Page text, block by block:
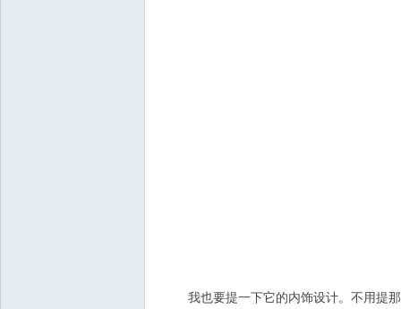
我也要提一下它的内饰设计。不用提那